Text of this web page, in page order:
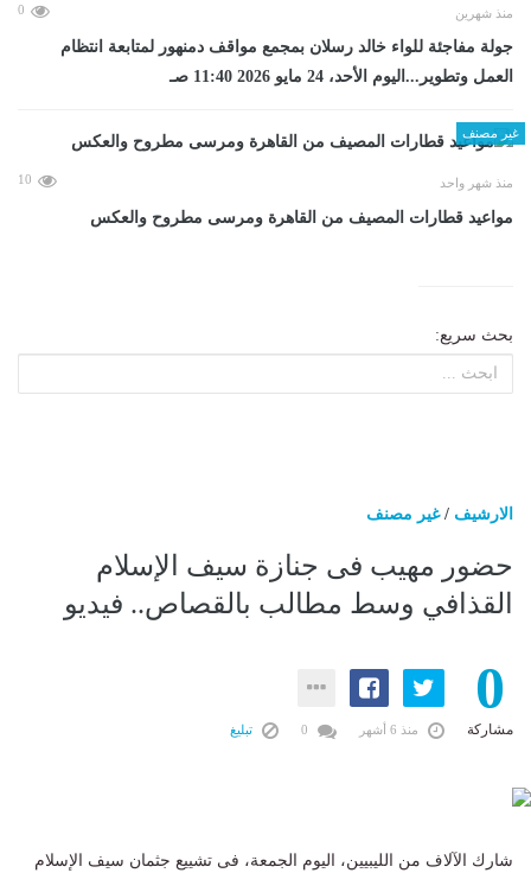
منذ شهرين 0
جولة مفاجئة للواء خالد رسلان بمجمع مواقف دمنهور لمتابعة انتظام
العمل وتطوير...اليوم الأحد، 24 مايو 2026 11:40 صـ
غير مصنف
منذ شهر واحد 10
مواعيد قطارات المصيف من القاهرة ومرسى مطروح والعكس
بحث سريع:
الارشيف /غير مصنف
حضور مهيب فى جنازة سيف الإسلام
القذافي وسط مطالب بالقصاص.. فيديو
0
مشاركة منذ 6 أشهر تبليغ
شارك الآلاف من الليبيين، اليوم الجمعة، فى تشييع جثمان سيف الإسلام